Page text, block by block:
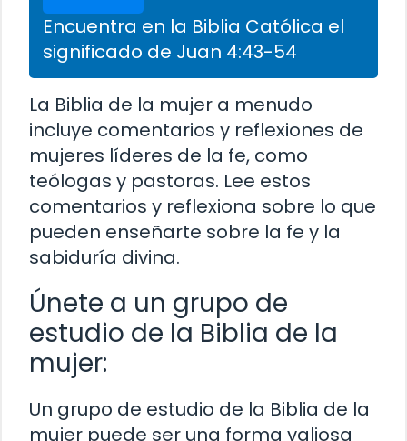
Encuentra en la Biblia Católica el
significado de Juan 4:43-54
La Biblia de la mujer a menudo
incluye comentarios y reflexiones de
mujeres líderes de la fe, como
teólogas y pastoras. Lee estos
comentarios y reflexiona sobre lo que
pueden enseñarte sobre la fe y la
sabiduría divina.
Únete a un grupo de
estudio de la Biblia de la
mujer:
Un grupo de estudio de la Biblia de la
mujer puede ser una forma valiosa